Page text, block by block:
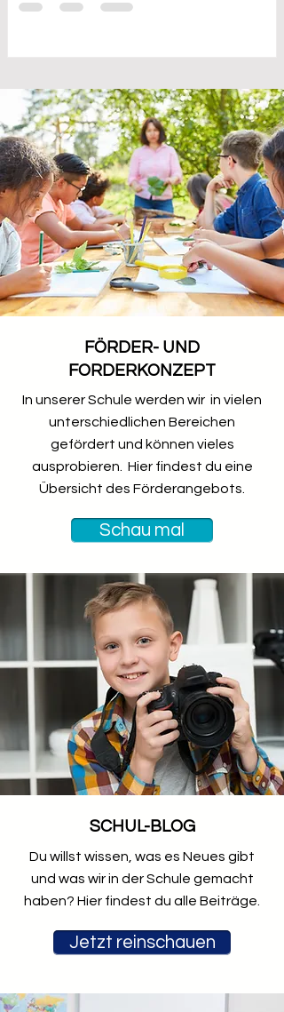
FÖRDER- UND
FORDERKONZEPT
In unserer Schule werden wir in vielen
unterschiedlichen Bereichen
gefördert und können vieles
ausprobieren. Hier findest du eine
Übersicht des Förderangebots.
Schau mal
SCHUL-BLOG
Du willst wissen, was es Neues gibt
und was wir in der Schule gemacht
haben? Hier findest du alle Beiträge.
Jetzt reinschauen